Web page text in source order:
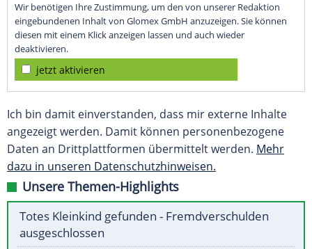
Wir benötigen Ihre Zustimmung, um den von unserer Redaktion
eingebundenen Inhalt von Glomex GmbH anzuzeigen. Sie können
diesen mit einem Klick anzeigen lassen und auch wieder
deaktivieren.
jetzt aktivieren
Ich bin damit einverstanden, dass mir externe Inhalte
angezeigt werden. Damit können personenbezogene
Daten an Drittplattformen übermittelt werden. Mehr
dazu in unseren Datenschutzhinweisen.
Unsere Themen-Highlights
Totes Kleinkind gefunden - Fremdverschulden
ausgeschlossen